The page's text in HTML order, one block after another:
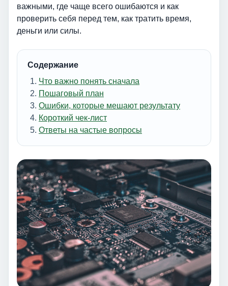
важными, где чаще всего ошибаются и как
проверить себя перед тем, как тратить время,
деньги или силы.
Содержание
Что важно понять сначала
Пошаговый план
Ошибки, которые мешают результату
Короткий чек-лист
Ответы на частые вопросы